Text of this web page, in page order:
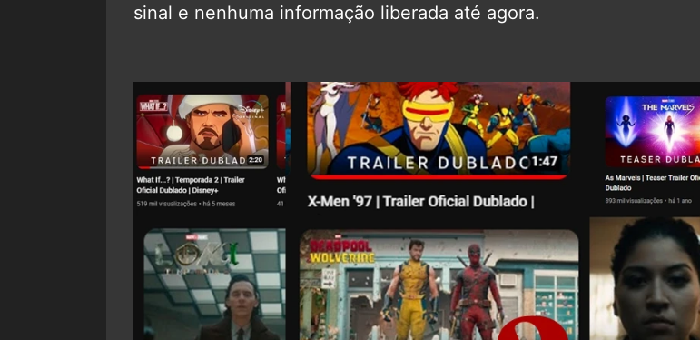
sinal e nenhuma informação liberada até agora.